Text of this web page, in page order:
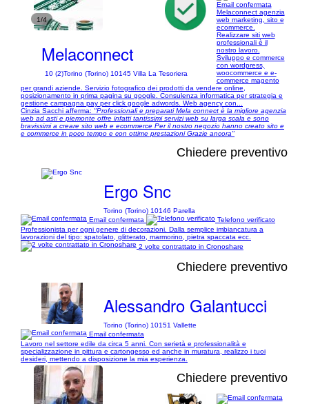
1/4
Melaconnect
10 (2)Torino (Torino) 10145 Villa La Tesoriera
Email confermata
Melaconnect agenzia
web marketing, sito e
ecommerce.
Realizzare siti web
professionali è il
nostro lavoro.
Sviluppo e commerce
con wordpress,
woocommerce e e-
commerce magento
per grandi aziende. Servizio fotografico dei prodotti da vendere online,
posizionamento in prima pagina su google. Consulenza informatica per strategia e
gestione campagna pay per click google adwords. Web agency con...
Cinzia Sacchi afferma: "Professionali e preparati Mela connect è la migliore agenzia
web ad asti e piemonte offre infatti tantissimi servizi web su larga scala e sono
bravissimi a creare sito web e ecommerce Per il nostro negozio hanno creato sito e
e commerce in poco tempo e con ottime prestazioni Grazie ancora"
Chiedere preventivo
Ergo Snc
Torino (Torino) 10146 Parella
Email confermata
Telefono verificato
Professionista per ogni genere di decorazioni. Dalla semplice imbiancatura a
lavorazioni del tipo: spatolato, glitterato, marmorino, pietra spaccata ecc.
2 volte contrattato in Cronoshare
Chiedere preventivo
Alessandro Galantucci
Torino (Torino) 10151 Vallette
Email confermata
Lavoro nel settore edile da circa 5 anni. Con serietà e professionalità e
specializzazione in pittura e cartongesso ed anche in muratura, realizzo i tuoi
desideri, mettendo a disposizione la mia esperienza.
Chiedere preventivo